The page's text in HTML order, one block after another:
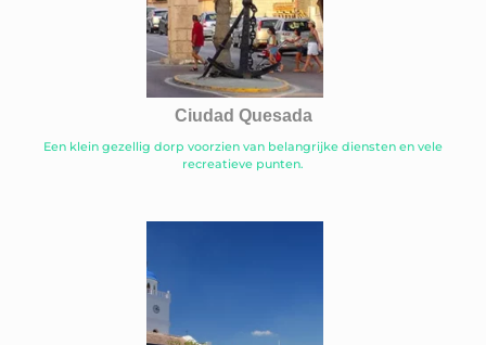
Ciudad Quesada
Een klein gezellig dorp voorzien van belangrijke diensten en vele
recreatieve punten.